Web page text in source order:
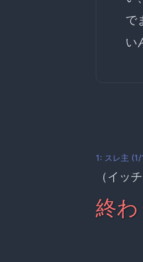
で
い
1: スレ主 (1/
（イッ
終